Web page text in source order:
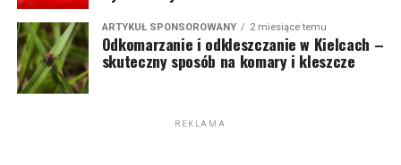
ARTYKUŁ SPONSOROWANY 2 miesiące temu
Odkomarzanie i odkleszczanie w Kielcach –
skuteczny sposób na komary i kleszcze
REKLAMA